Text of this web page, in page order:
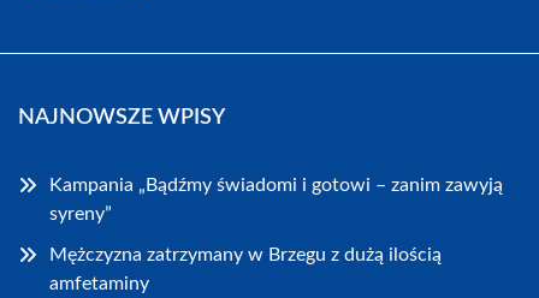
NAJNOWSZE WPISY
Kampania „Bądźmy świadomi i gotowi – zanim zawyją
syreny”
Mężczyzna zatrzymany w Brzegu z dużą ilością
amfetaminy